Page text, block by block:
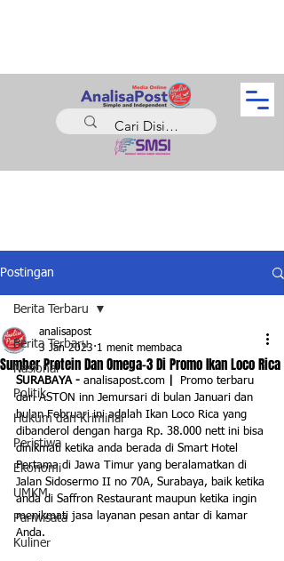
Postingan
Berita Terbaru
Nasional
Politik
Hukum dan Kriminal
Peristiwa
Ekonomi
UMKM
Pariwisata
Kuliner
Berita Terbaru
Sumber Protein Dan Omega-3 Di Promo Ikan Loco Rica
analisapost
3 Jan 2023 1 menit membaca
SURABAYA - analisapost.com
Promo terbaru
dari ASTON inn Jemursari di bulan Januari dan
bulan Februari ini adalah Ikan Loco Rica yang
dibanderol dengan harga Rp. 38.000 nett ini bisa
dinikmati ketika anda berada di Smart Hotel
Pertama di Jawa Timur yang beralamatkan di
Jalan Sidosermo II no 70A, Surabaya, baik ketika
anda di Saffron Restaurant maupun ketika ingin
menikmati jasa layanan pesan antar di kamar
Anda.